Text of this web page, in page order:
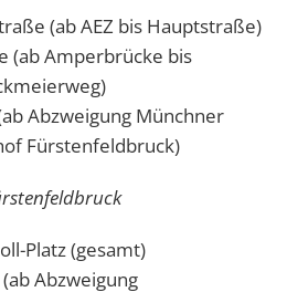
(ab AEZ bis Hauptstraße)
(ab Amperbrücke bis
Abzweigung Münchner
Fürstenfeldbruck)
Platz (gesamt)
Abzweigung